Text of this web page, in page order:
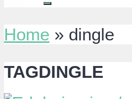
Home » dingle
TAGDINGLE